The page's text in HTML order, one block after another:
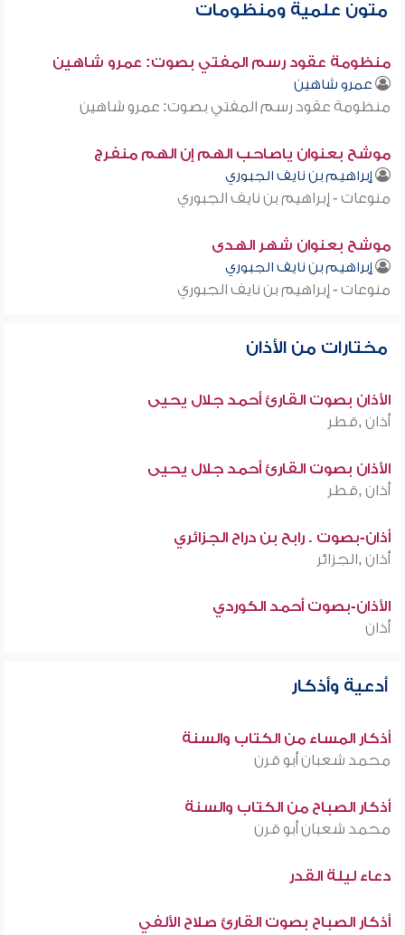
متون علمية ومنظومات
منظومة عقود رسم المفتي بصوت: عمرو شاهين
عمرو شاهين
منظومة عقود رسم المفتي بصوت: عمرو شاهين
موشح بعنوان ياصاحب الهم إن الهم منفرج
إبراهيم بن نايف الجبوري
منوعات - إبراهيم بن نايف الجبوري
موشح بعنوان شهر الهدى
إبراهيم بن نايف الجبوري
منوعات - إبراهيم بن نايف الجبوري
مختارات من الأذان
الأذان بصوت القارئ أحمد جلال يحيى
أذان ,قطر
الأذان بصوت القارئ أحمد جلال يحيى
أذان ,قطر
أذان-بصوت . رابح بن دراح الجزائري
أذان ,الجزائر
الأذان-بصوت أحمد الكوردي
أذان
أدعية وأذكار
أذكار المساء من الكتاب والسنة
محمد شعبان أبو قرن
أذكار الصباح من الكتاب والسنة
محمد شعبان أبو قرن
دعاء ليلة القدر
أذكار الصباح بصوت القارئ صلاح الألفي